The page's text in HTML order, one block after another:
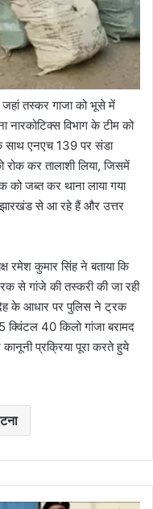
जहां तस्कर गाजा को भूसे में
विभाग के टीम को
साथ एनएच 139 पर संडा
कर तालाशी लिया, जिसमें
को जब्त कर थाना लाया गया
झारखंड से आ रहे हैं और उत्तर
रमेश कुमार सिंह ने बताया कि
से गांजे की तस्करी की जा रही
के आधार पर पुलिस ने ट्रक
40 किलो गांजा बरामद
प्रक्रिया पूरा करते हुये